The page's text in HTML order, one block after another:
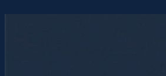
Перейти